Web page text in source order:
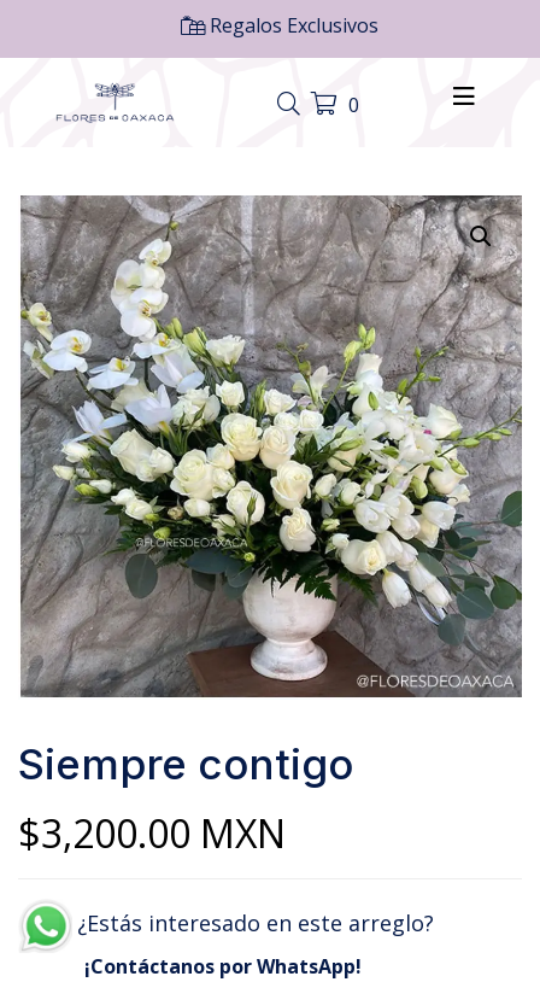
Regalos Exclusivos
0
Siempre contigo
$3,200.00 MXN
¿Estás interesado en este arreglo?
¡Contáctanos por WhatsApp!